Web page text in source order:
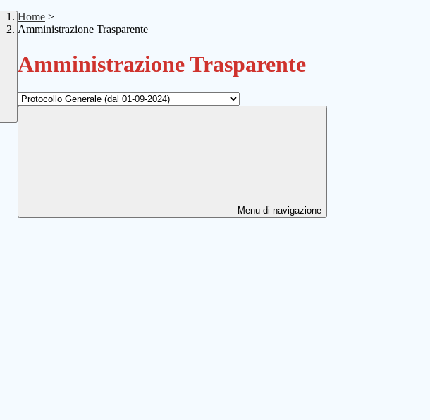
Home >
Amministrazione Trasparente
Amministrazione Trasparente
Menu di navigazione